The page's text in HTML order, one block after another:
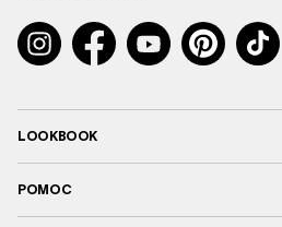
InstagramFacebookYouTubePinterestTikTok
LOOKBOOK
POMOC